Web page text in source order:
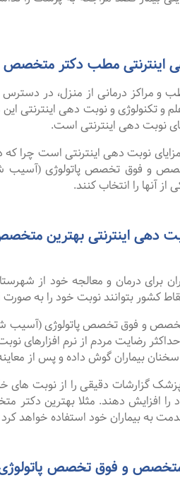
اینترنتی مطب دکتر
و مراکز درمانی از منزل، در
نوبت دهی اینترنتی است.
نوبت دهی اینترنتی است چرا که
و فوق تخصص پاتولوژی (آسیب
آنها را انتخاب کنند.
برای درمان و معالجه خود از
کشور بتوانند نوبت خود را به
و فوق تخصص پاتولوژی (آسیب
رضایت مردم از نرم
بیماران گوش داده و پس از
گزارشات دقیقی را از نوبت های
را افزایش دهند. مثلا بهترین
به بیماران خود استفاده خواهد
و فوق تخصص